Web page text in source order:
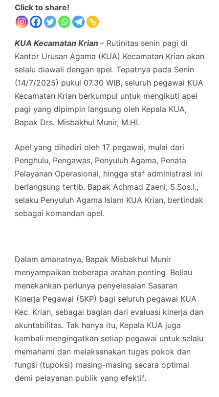
Click to share!
KUA Kecamatan Krian – Rutinitas senin pagi di
Kantor Urusan Agama (KUA) Kecamatan Krian akan
selalu diawali dengan apel. Tepatnya pada Senin
(14/7/2025) pukul 07.30 WIB, seluruh pegawai KUA
Kecamatan Krian berkumpul untuk mengikuti apel
pagi yang dipimpin langsung oleh Kepala KUA,
Bapak Drs. Misbakhul Munir, M.HI.
Apel yang dihadiri oleh 17 pegawai, mulai dari
Penghulu, Pengawas, Penyuluh Agama, Penata
Pelayanan Operasional, hingga staf administrasi ini
berlangsung tertib. Bapak Achmad Zaeni, S.Sos.I.,
selaku Penyuluh Agama Islam KUA Krian, bertindak
sebagai komandan apel.
Dalam amanatnya, Bapak Misbakhul Munir
menyampaikan beberapa arahan penting. Beliau
menekankan perlunya penyelesaian Sasaran
Kinerja Pegawai (SKP) bagi seluruh pegawai KUA
Kec. Krian, sebagai bagian dari evaluasi kinerja dan
akuntabilitas. Tak hanya itu, Kepala KUA juga
kembali mengingatkan setiap pegawai untuk selalu
memahami dan melaksanakan tugas pokok dan
fungsi (tupoksi) masing-masing secara optimal
demi pelayanan publik yang efektif.